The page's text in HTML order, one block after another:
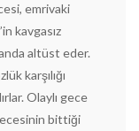
emrivaki
kavgasız
altüst eder.
karşılığı
Olaylı gece
bittiği